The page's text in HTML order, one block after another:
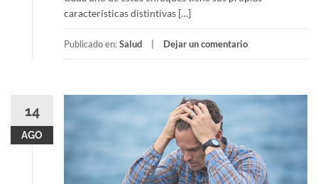
características distintivas […]
Publicado en:Salud Dejar un comentario
14
AGO